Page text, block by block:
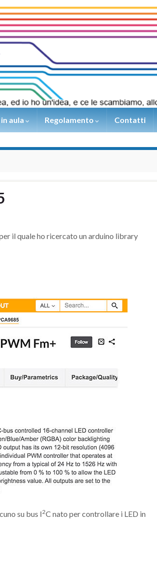
aula Regolamento Contatti
il quale ho ricercato un arduino library
su bus I2C nato per controllare i LED in